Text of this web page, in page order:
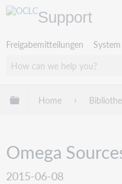
Support
Freigabemitteilungen
Globale Hierarchie
Home
Omega
2015-06-08